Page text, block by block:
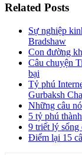
Related Posts
Sự nghiệp
Bradshaw
Con đường
Câu chuyện
bại
Tỷ phú
Gurbaksh
Những câu
5 tỷ phú
9 triết lý sống
Điểm lại 15